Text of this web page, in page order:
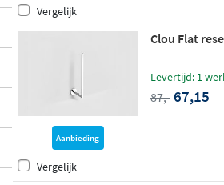
d een perfecte match vindt voor jouw
kamer.
Vergelijk
Aanbieding
Clou Flat
Levertijd: 1
87,- 67,15
Vergelijk